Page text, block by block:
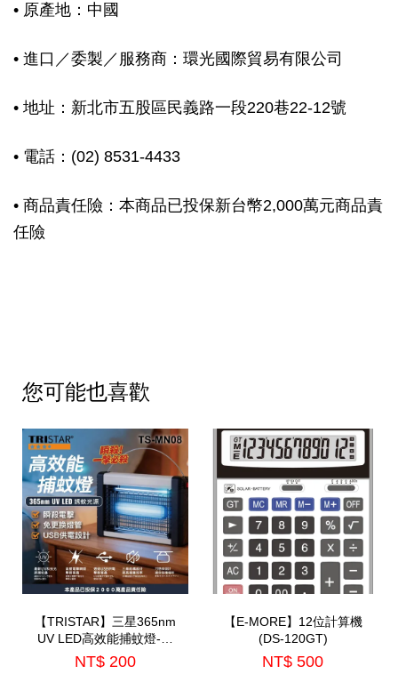
• 原產地：中國
• 進口／委製／服務商：環光國際貿易有限公司
• 地址：新北市五股區民義路一段220巷22-12號
• 電話：(02) 8531-4433
• 商品責任險：本商品已投保新台幣2,000萬元商品責
任險
您可能也喜歡
【TRISTAR】三星365nm
UV LED高效能捕蚊燈-小
(TS-MN08)
NT$ 200
【E-MORE】12位計算機
(DS-120GT)
NT$ 500